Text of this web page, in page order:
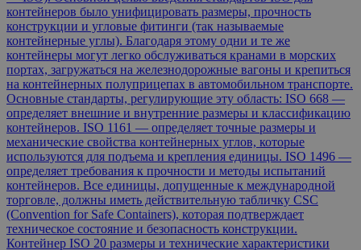
контейнеров было унифицировать размеры, прочность
конструкции и угловые фитинги (так называемые
контейнерные углы). Благодаря этому одни и те же
контейнеры могут легко обслуживаться кранами в морских
портах, загружаться на железнодорожные вагоны и крепиться
на контейнерных полуприцепах в автомобильном транспорте.
Основные стандарты, регулирующие эту область: ISO 668 —
определяет внешние и внутренние размеры и классификацию
контейнеров. ISO 1161 — определяет точные размеры и
механические свойства контейнерных углов, которые
используются для подъема и крепления единицы. ISO 1496 —
определяет требования к прочности и методы испытаний
контейнеров. Все единицы, допущенные к международной
торговле, должны иметь действительную табличку CSC
(Convention for Safe Containers), которая подтверждает
техническое состояние и безопасность конструкции.
Контейнер ISO 20 размеры и технические характеристики